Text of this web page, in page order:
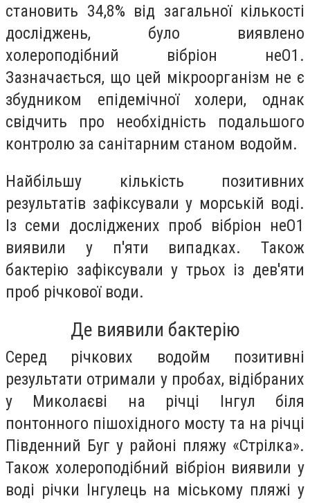
становить 34,8% від загальної кількості
досліджень, було виявлено
холероподібний вібріон неО1.
Зазначається, що цей мікроорганізм не є
збудником епідемічної холери, однак
свідчить про необхідність подальшого
контролю за санітарним станом водойм.
Найбільшу кількість позитивних
результатів зафіксували у морській воді.
Із семи досліджених проб вібріон неО1
виявили у п'яти випадках. Також
бактерію зафіксували у трьох із дев'яти
проб річкової води.
Де виявили бактерію
Серед річкових водойм позитивні
результати отримали у пробах, відібраних
у Миколаєві на річці Інгул біля
понтонного пішохідного мосту та на річці
Південний Буг у районі пляжу «Стрілка».
Також холероподібний вібріон виявили у
воді річки Інгулець на міському пляжі у